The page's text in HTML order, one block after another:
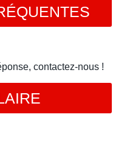
contactez-nous !